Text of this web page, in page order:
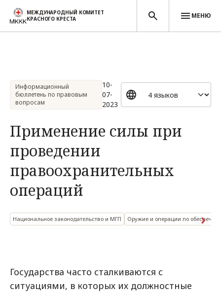
МЕЖДУНАРОДНЫЙ КОМИТЕТ
КРАСНОГО КРЕСТА
МЕНЮ
Информационный
бюллетень по правовым
вопросам
10-
07-
2023
Применение силы при
проведении
правоохранительных
операций
Национальное законодательство и МГП Оружие и операции по
Государства часто сталкиваются с
ситуациями, в которых их должностные